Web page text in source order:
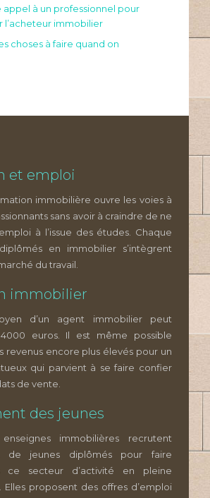
appel à un professionnel pour
l’acheteur immobilier
choses à faire quand on
et emploi
immobilière ouvre les voies à
sans avoir à craindre de ne
à l’issue des études. Chaque
en immobilier s’intègrent
du travail.
immobilier
d’un agent immobilier peut
euros. Il est même possible
revenus encore plus élevés pour un
qui parvient à se faire confier
de vente.
des jeunes
immobilières recrutent
de jeunes diplômés pour faire
ce secteur d’activité en pleine
Elles proposent des offres d’emploi